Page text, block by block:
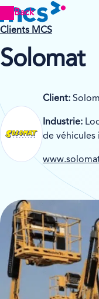
Back
Clients MCS
Solomat
Client:
Industrie:
de véhicules